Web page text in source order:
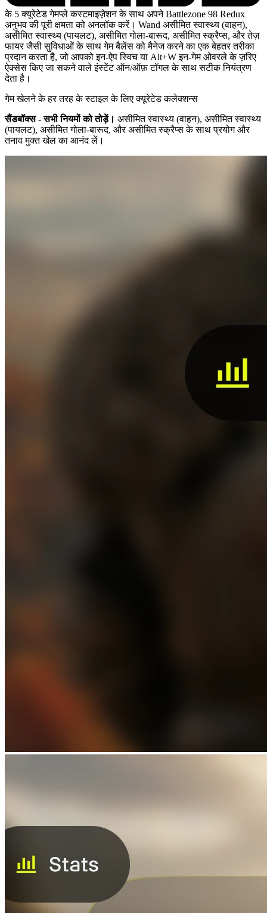
के 5 क्यूरेटेड गेमप्ले कस्टमाइज़ेशन के साथ अपने Battlezone 98 Redux
अनुभव की पूरी क्षमता को अनलॉक करें। Wand असीमित स्वास्थ्य (वाहन),
असीमित स्वास्थ्य (पायलट), असीमित गोला-बारूद, असीमित स्क्रैप्स, और तेज़
फायर जैसी सुविधाओं के साथ गेम बैलेंस को मैनेज करने का एक बेहतर तरीका
प्रदान करता है, जो आपको इन-ऐप स्विच या Alt+W इन-गेम ओवरले के ज़रिए
ऐक्सेस किए जा सकने वाले इंस्टेंट ऑन/ऑफ़ टॉगल के साथ सटीक नियंत्रण
देता है।
गेम खेलने के हर तरह के स्टाइल के लिए क्यूरेटेड कलेक्शन्स
सैंडबॉक्स - सभी नियमों को तोड़ें। असीमित स्वास्थ्य (वाहन), असीमित स्वास्थ्य
(पायलट), असीमित गोला-बारूद, और असीमित स्क्रैप्स के साथ प्रयोग और
तनाव मुक्त खेल का आनंद लें।